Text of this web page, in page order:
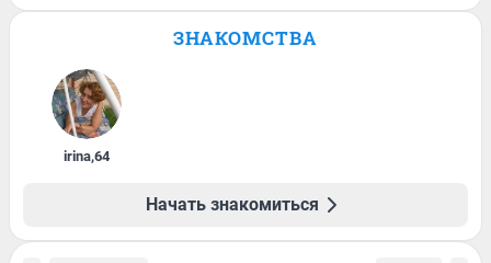
ЗНАКОМСТВА
irina,64
Начать знакомиться